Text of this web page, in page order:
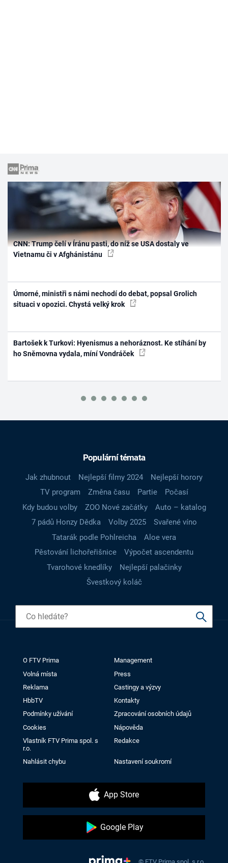
CNN: Trump čelí v Íránu pasti, do níž se USA dostaly ve
Vietnamu či v Afghánistánu
Úmorné, ministři s námi nechodí do debat, popsal Grolich
situaci v opozici. Chystá velký krok
Bartošek k Turkovi: Hyenismus a nehoráznost. Ke stíhání by
ho Sněmovna vydala, míní Vondráček
Populární témata
Jak zhubnout Nejlepší filmy 2024
Nejlepší horory
TV program
Změna času Partie
Počasí
Kdy budou volby
ZOO Nové začátky
Auto – katalog
7 pádů Honzy Dědka
Volby 2025
Svařené víno
Tatarák podle Pohlreicha
Aloe vera
Pěstování lichořeřišnice
Výpočet ascendentu
Tvarohové knedlíky
Nejlepší palačinky
Švestkový koláč
O FTV Prima
Management
Volná místa
Press
Reklama
Castingy a výzvy
HbbTV
Kontakty
Podmínky užívání
Zpracování osobních údajů
Cookies
Nápověda
Vlastník FTV Prima spol. s
r.o.
Redakce
Nahlásit chybu Nastavení soukromí
App Store
Google Play